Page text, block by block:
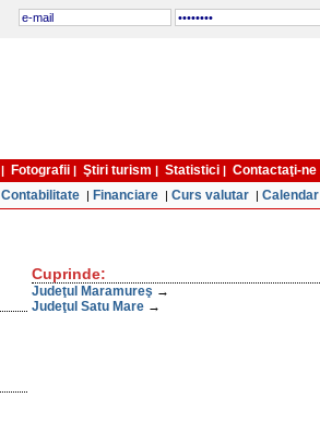
| Fotografii | Ştiri turism | Statistici | Contactaţi-ne
Contabilitate | Financiare | Curs valutar | Calendar
Cuprinde:
Judeţul Maramureş →
Judeţul Satu Mare →